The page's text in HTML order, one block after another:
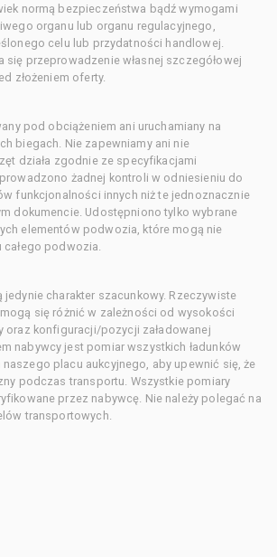
normą bezpieczeństwa bądź wymogami
organu lub organu regulacyjnego,
celu lub przydatności handlowej.
się przeprowadzenie własnej szczegółowej
złożeniem oferty.
pod obciążeniem ani uruchamiany na
biegach. Nie zapewniamy ani nie
działa zgodnie ze specyfikacjami
żadnej kontroli w odniesieniu do
funkcjonalności innych niż te jednoznacznie
dokumencie. Udostępniono tylko wybrane
elementów podwozia, które mogą nie
podwozia.
jedynie charakter szacunkowy. Rzeczywiste
mogą się różnić w zależności od wysokości
oraz konfiguracji/pozycji załadowanej
nabywcy jest pomiar wszystkich ładunków
placu aukcyjnego, aby upewnić się, że
podczas transportu. Wszystkie pomiary
przez nabywcę. Nie należy polegać na
transportowych.